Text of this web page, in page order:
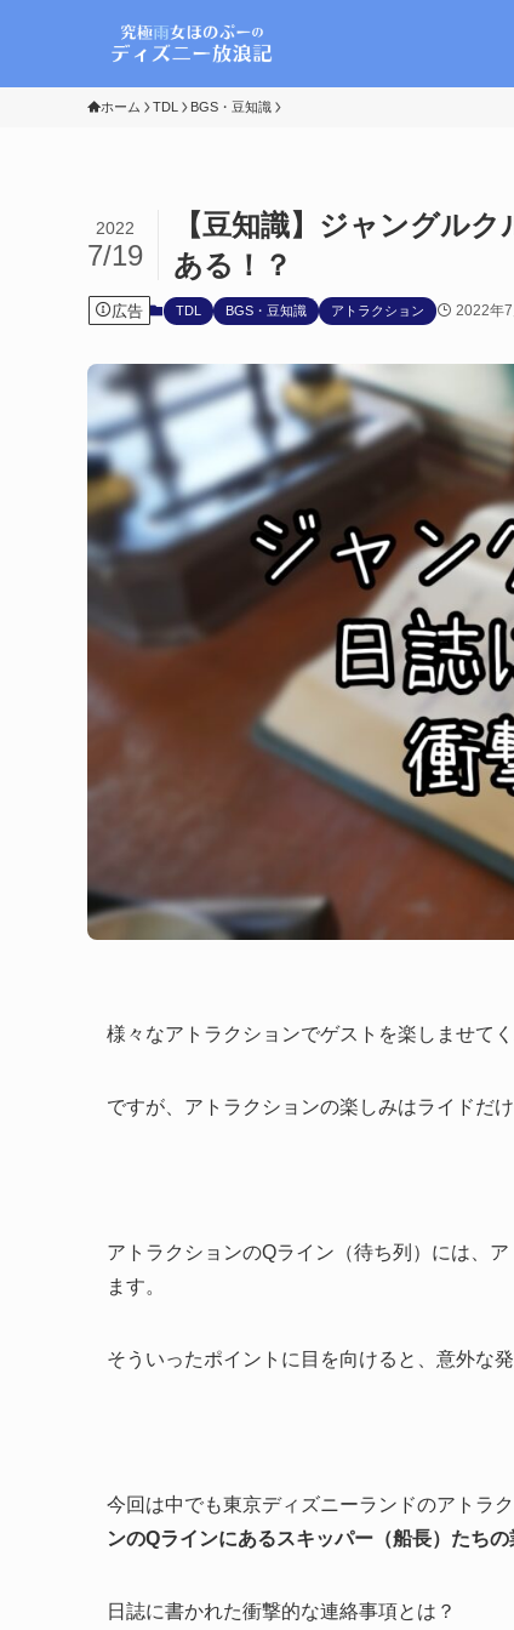
ホーム TDL BGS・豆知識
【豆知識】ジャングル
ある！？
2022
7/19
広告 TDL BGS・豆知識 アトラクション 2022年
様々なアトラクションでゲストを楽しませて
ですが、アトラクションの楽しみはライドだけ
アトラクションのQライン（待ち列）には、
ます。
そういったポイントに目を向けると、意外な
今回は中でも東京ディズニーランドのアトラ
ンのQラインにあるスキッパー（船長）たち
日誌に書かれた衝撃的な連絡事項とは？